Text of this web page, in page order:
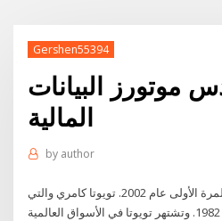
Gershen55394
موتورز البيانات
المالية
by author
تويوتا كورولا والتي ظهرت للمرة الأولى عام 2002. تويوتا كامري والتي
ظهرت للمرة الأولى عام 1982. وتشتهر تويوتا في الأسواق العالمية